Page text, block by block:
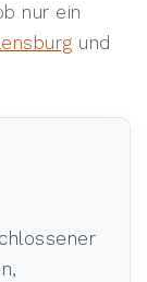
nur ein
und